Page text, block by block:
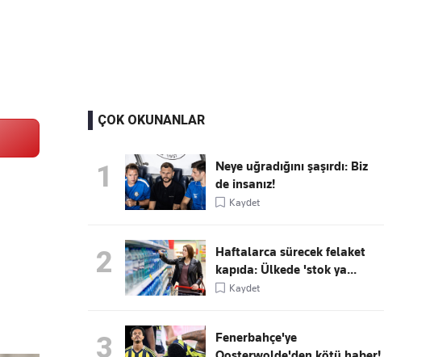
ÇOK OKUNANLAR
1
Neye uğradığını şaşırdı: Biz
de insanız!
Kaydet
2
Haftalarca sürecek felaket
kapıda: Ülkede 'stok ya...
Kaydet
3
Fenerbahçe'ye